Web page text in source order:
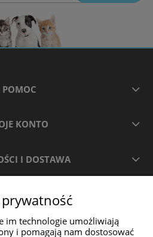
POMOC
KONTO
I DOSTAWA
O NAS
im technologie umożliwiają
i pomagają nam dostosować